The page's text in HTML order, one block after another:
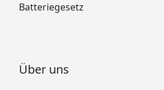
Batteriegesetz
Über uns